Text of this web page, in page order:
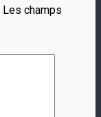
Les champs